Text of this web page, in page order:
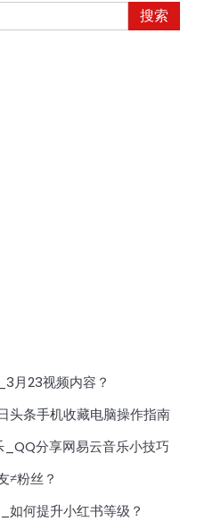
月23视频内容？
头条手机收藏电脑操作指南
分享网易云音乐小技巧
≠粉丝？
如何提升小红书等级？